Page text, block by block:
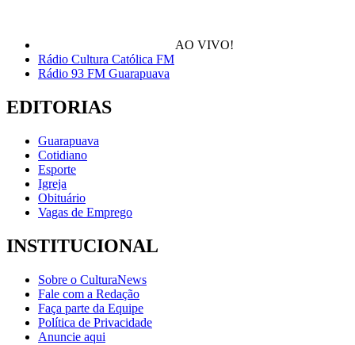
AO VIVO!
Rádio Cultura Católica FM
Rádio 93 FM Guarapuava
EDITORIAS
Guarapuava
Cotidiano
Esporte
Igreja
Obituário
Vagas de Emprego
INSTITUCIONAL
Sobre o CulturaNews
Fale com a Redação
Faça parte da Equipe
Política de Privacidade
Anuncie aqui